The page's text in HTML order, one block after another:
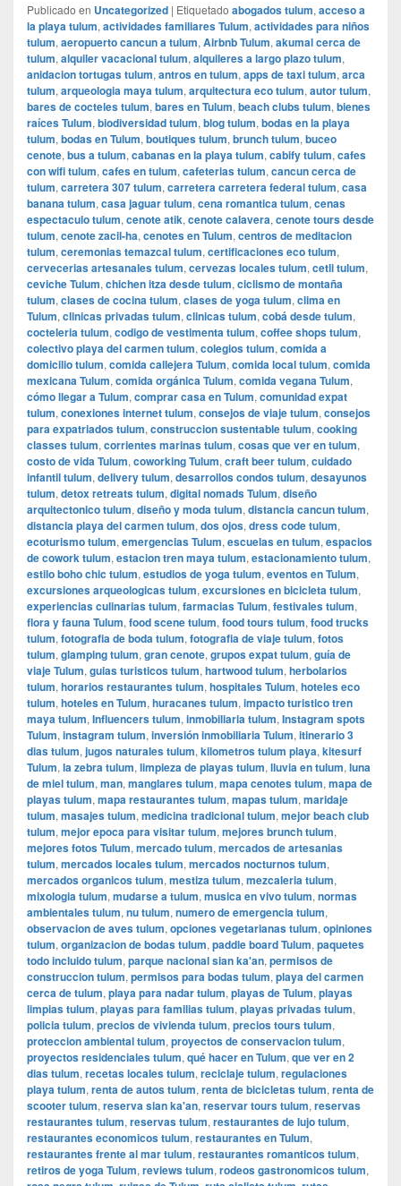
Publicado en Uncategorized | Etiquetado abogados tulum, acceso a
la playa tulum, actividades familiares Tulum, actividades para niños
tulum, aeropuerto cancun a tulum, Airbnb Tulum, akumal cerca de
tulum, alquiler vacacional tulum, alquileres a largo plazo tulum,
anidacion tortugas tulum, antros en tulum, apps de taxi tulum, arca
tulum, arqueologia maya tulum, arquitectura eco tulum, autor tulum,
bares de cocteles tulum, bares en Tulum, beach clubs tulum, bienes
raíces Tulum, biodiversidad tulum, blog tulum, bodas en la playa
tulum, bodas en Tulum, boutiques tulum, brunch tulum, buceo
cenote, bus a tulum, cabanas en la playa tulum, cabify tulum, cafes
con wifi tulum, cafes en tulum, cafeterias tulum, cancun cerca de
tulum, carretera 307 tulum, carretera carretera federal tulum, casa
banana tulum, casa jaguar tulum, cena romantica tulum, cenas
espectaculo tulum, cenote atik, cenote calavera, cenote tours desde
tulum, cenote zacil-ha, cenotes en Tulum, centros de meditacion
tulum, ceremonias temazcal tulum, certificaciones eco tulum,
cervecerias artesanales tulum, cervezas locales tulum, cetli tulum,
ceviche Tulum, chichen itza desde tulum, ciclismo de montaña
tulum, clases de cocina tulum, clases de yoga tulum, clima en
Tulum, clinicas privadas tulum, clinicas tulum, cobá desde tulum,
cocteleria tulum, codigo de vestimenta tulum, coffee shops tulum,
colectivo playa del carmen tulum, colegios tulum, comida a
domicilio tulum, comida callejera Tulum, comida local tulum, comida
mexicana Tulum, comida orgánica Tulum, comida vegana Tulum,
cómo llegar a Tulum, comprar casa en Tulum, comunidad expat
tulum, conexiones internet tulum, consejos de viaje tulum, consejos
para expatriados tulum, construccion sustentable tulum, cooking
classes tulum, corrientes marinas tulum, cosas que ver en tulum,
costo de vida Tulum, coworking Tulum, craft beer tulum, cuidado
infantil tulum, delivery tulum, desarrollos condos tulum, desayunos
tulum, detox retreats tulum, digital nomads Tulum, diseño
arquitectonico tulum, diseño y moda tulum, distancia cancun tulum,
distancia playa del carmen tulum, dos ojos, dress code tulum,
ecoturismo tulum, emergencias Tulum, escuelas en tulum, espacios
de cowork tulum, estacion tren maya tulum, estacionamiento tulum,
estilo boho chic tulum, estudios de yoga tulum, eventos en Tulum,
excursiones arqueologicas tulum, excursiones en bicicleta tulum,
experiencias culinarias tulum, farmacias Tulum, festivales tulum,
flora y fauna Tulum, food scene tulum, food tours tulum, food trucks
tulum, fotografia de boda tulum, fotografia de viaje tulum, fotos
tulum, glamping tulum, gran cenote, grupos expat tulum, guía de
viaje Tulum, guias turisticos tulum, hartwood tulum, herbolarios
tulum, horarios restaurantes tulum, hospitales Tulum, hoteles eco
tulum, hoteles en Tulum, huracanes tulum, impacto turistico tren
maya tulum, Influencers tulum, inmobiliaria tulum, Instagram spots
Tulum, instagram tulum, inversión inmobiliaria Tulum, itinerario 3
dias tulum, jugos naturales tulum, kilometros tulum playa, kitesurf
Tulum, la zebra tulum, limpieza de playas tulum, lluvia en tulum, luna
de miel tulum, man, manglares tulum, mapa cenotes tulum, mapa de
playas tulum, mapa restaurantes tulum, mapas tulum, maridaje
tulum, masajes tulum, medicina tradicional tulum, mejor beach club
tulum, mejor epoca para visitar tulum, mejores brunch tulum,
mejores fotos Tulum, mercado tulum, mercados de artesanias
tulum, mercados locales tulum, mercados nocturnos tulum,
mercados organicos tulum, mestiza tulum, mezcaleria tulum,
mixologia tulum, mudarse a tulum, musica en vivo tulum, normas
ambientales tulum, nu tulum, numero de emergencia tulum,
observacion de aves tulum, opciones vegetarianas tulum, opiniones
tulum, organizacion de bodas tulum, paddle board Tulum, paquetes
todo incluido tulum, parque nacional sian ka'an, permisos de
construccion tulum, permisos para bodas tulum, playa del carmen
cerca de tulum, playa para nadar tulum, playas de Tulum, playas
limpias tulum, playas para familias tulum, playas privadas tulum,
policia tulum, precios de vivienda tulum, precios tours tulum,
proteccion ambiental tulum, proyectos de conservacion tulum,
proyectos residenciales tulum, qué hacer en Tulum, que ver en 2
dias tulum, recetas locales tulum, reciclaje tulum, regulaciones
playa tulum, renta de autos tulum, renta de bicicletas tulum, renta de
scooter tulum, reserva sian ka'an, reservar tours tulum, reservas
restaurantes tulum, reservas tulum, restaurantes de lujo tulum,
restaurantes economicos tulum, restaurantes en Tulum,
restaurantes frente al mar tulum, restaurantes romanticos tulum,
retiros de yoga Tulum, reviews tulum, rodeos gastronomicos tulum,